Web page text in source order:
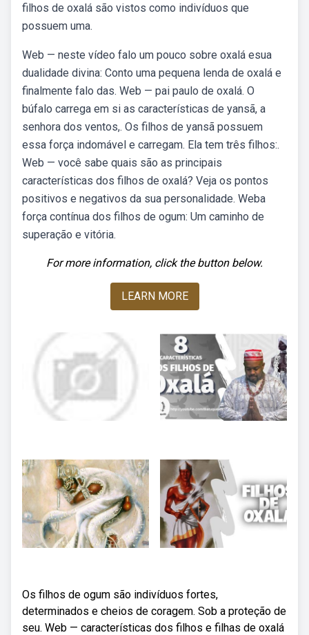
filhos de oxalá são vistos como indivíduos que
possuem uma.
Web — neste vídeo falo um pouco sobre oxalá esua
dualidade divina: Conto uma pequena lenda de oxalá e
finalmente falo das. Web — pai paulo de oxalá. O
búfalo carrega em si as características de yansã, a
senhora dos ventos,. Os filhos de yansã possuem
essa força indomável e carregam. Ela tem três filhos:.
Web — você sabe quais são as principais
características dos filhos de oxalá? Veja os pontos
positivos e negativos da sua personalidade. Weba
força contínua dos filhos de ogum: Um caminho de
superação e vitória.
For more information, click the button below.
LEARN MORE
Os filhos de ogum são indivíduos fortes,
determinados e cheios de coragem. Sob a proteção de
seu. Web — características dos filhos e filhas de oxalá